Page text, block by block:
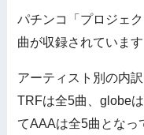
パチンコ「プロジェ
曲が収録されています
アーティスト別の内
TRFは全5曲、globe
てAAAは全5曲となっ